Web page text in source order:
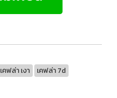
เคฟล่า เงา
เคฟล่า 7d